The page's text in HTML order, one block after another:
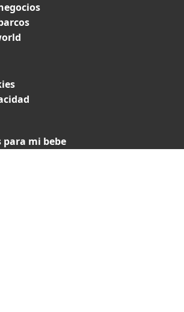
para mi bebe